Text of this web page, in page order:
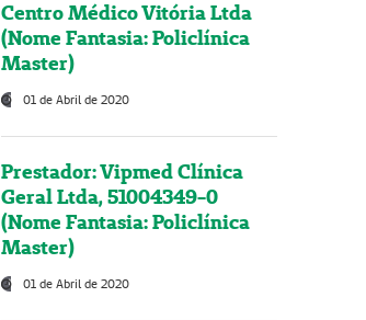
Centro Médico Vitória Ltda
(Nome Fantasia: Policlínica
Master)
01 de Abril de 2020
Prestador: Vipmed Clínica
Geral Ltda, 51004349-0
(Nome Fantasia: Policlínica
Master)
01 de Abril de 2020